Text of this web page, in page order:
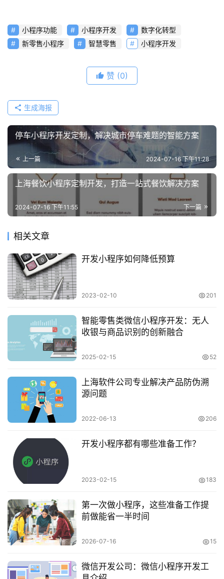
小程序功能 小程序开发
数字化转型
新零售小程序
智慧零售 小程序开发
赞 (0)
生成海报
停车小程序开发定制，解决城市停车难题的智能方案
上一篇 2024-07-16 下午11:28
上海餐饮小程序定制开发，打造一站式餐饮解决方案
下一篇
2024-07-16 下午11:55
相关文章
开发小程序如何降低预算
2023-02-10 201
智能零售类微信小程序开发：无人
收银与商品识别的创新融合
2025-02-15 52
上海软件公司专业解决产品防伪溯
源问题
2022-06-13 206
开发小程序都有哪些准备工作？
2023-02-15 183
第一次做小程序，这些准备工作提
前做能省一半时间
2026-07-16 15
微信开发公司：微信小程序开发工